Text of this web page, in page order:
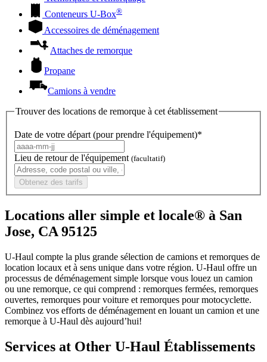
Conteneurs U-Box®
Accessoires de déménagement
Attaches de remorque
Propane
Camions à vendre
Trouver des locations de remorque à cet établissement
Date de votre départ (pour prendre l'équipement)*
Lieu de retour de l'équipement (facultatif)
Obtenez des tarifs
Locations aller simple et locale® à San
Jose, CA 95125
U-Haul compte la plus grande sélection de camions et remorques de
location locaux et à sens unique dans votre région. U-Haul offre un
processus de déménagement simple lorsque vous louez un camion
ou une remorque, ce qui comprend : remorques fermées, remorques
ouvertes, remorques pour voiture et remorques pour motocyclette.
Combinez vos efforts de déménagement en louant un camion et une
remorque à U-Haul dès aujourd’hui!
Services at Other U-Haul Établissements